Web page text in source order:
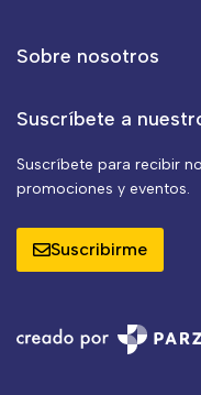
Sobre nosotros
Suscríbete a
Suscríbete para recibir
promociones y eventos.
Suscribirme